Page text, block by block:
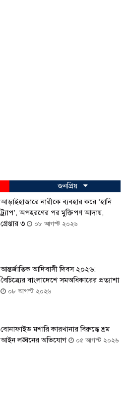
জনপ্রিয়
আড়াইহাজারে নারীকে ব্যবহার করে ‘হানি
ট্র্যাপ’, অপহরণের পর মুক্তিপণ আদায়,
গ্রেপ্তার ৩
০৮ আগস্ট ২০২৬
আন্তর্জাতিক আদিবাসী দিবস ২০২৬:
বৈচিত্র্যের বাংলাদেশে সমঅধিকারের প্রত্যাশা
০৮ আগস্ট ২০২৬
বোনাফাইড মশারি কারখানার বিরুদ্ধে শ্রম
আইন লঙ্ঘনের অভিযোগ
০৫ আগস্ট ২০২৬